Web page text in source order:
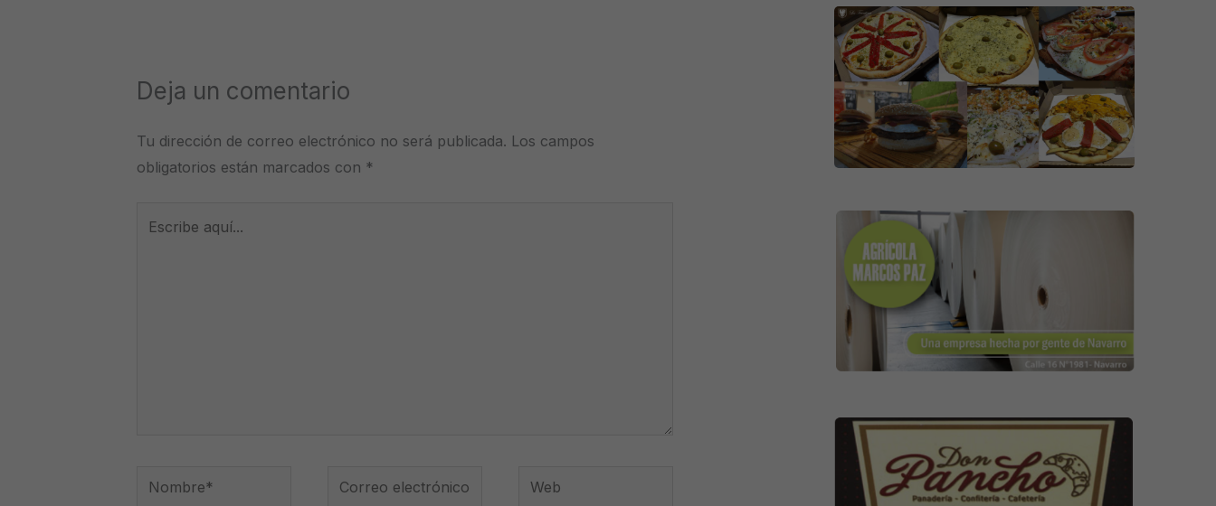
Deja un comentario
Tu dirección de correo electrónico no será publicada. Los campos
obligatorios están marcados con *
Nombre*
Correo
Web